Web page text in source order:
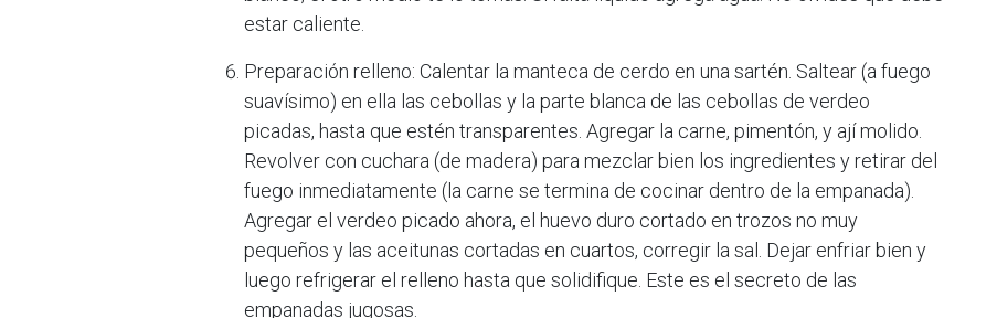
estar caliente.
Preparación relleno: Calentar la manteca de cerdo en una sartén. Saltear (a fuego
suavísimo) en ella las cebollas y la parte blanca de las cebollas de verdeo
picadas, hasta que estén transparentes. Agregar la carne, pimentón, y ají molido.
Revolver con cuchara (de madera) para mezclar bien los ingredientes y retirar del
fuego inmediatamente (la carne se termina de cocinar dentro de la empanada).
Agregar el verdeo picado ahora, el huevo duro cortado en trozos no muy
pequeños y las aceitunas cortadas en cuartos, corregir la sal. Dejar enfriar bien y
luego refrigerar el relleno hasta que solidifique. Este es el secreto de las
empanadas jugosas.